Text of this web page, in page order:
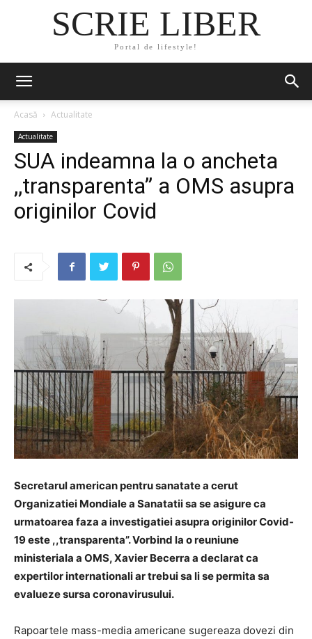
SCRIE LIBER
Portal de lifestyle!
Acasă Actualitate
Actualitate
SUA indeamna la o ancheta
,,transparenta” a OMS asupra
originilor Covid
Secretarul american pentru sanatate a cerut
Organizatiei Mondiale a Sanatatii sa se asigure ca
urmatoarea faza a investigatiei asupra originilor Covid-
19 este ,,transparenta”. Vorbind la o reuniune
ministeriala a OMS, Xavier Becerra a declarat ca
expertilor internationali ar trebui sa li se permita sa
evalueze sursa coronavirusului.
Rapoartele mass-media americane sugereaza dovezi din